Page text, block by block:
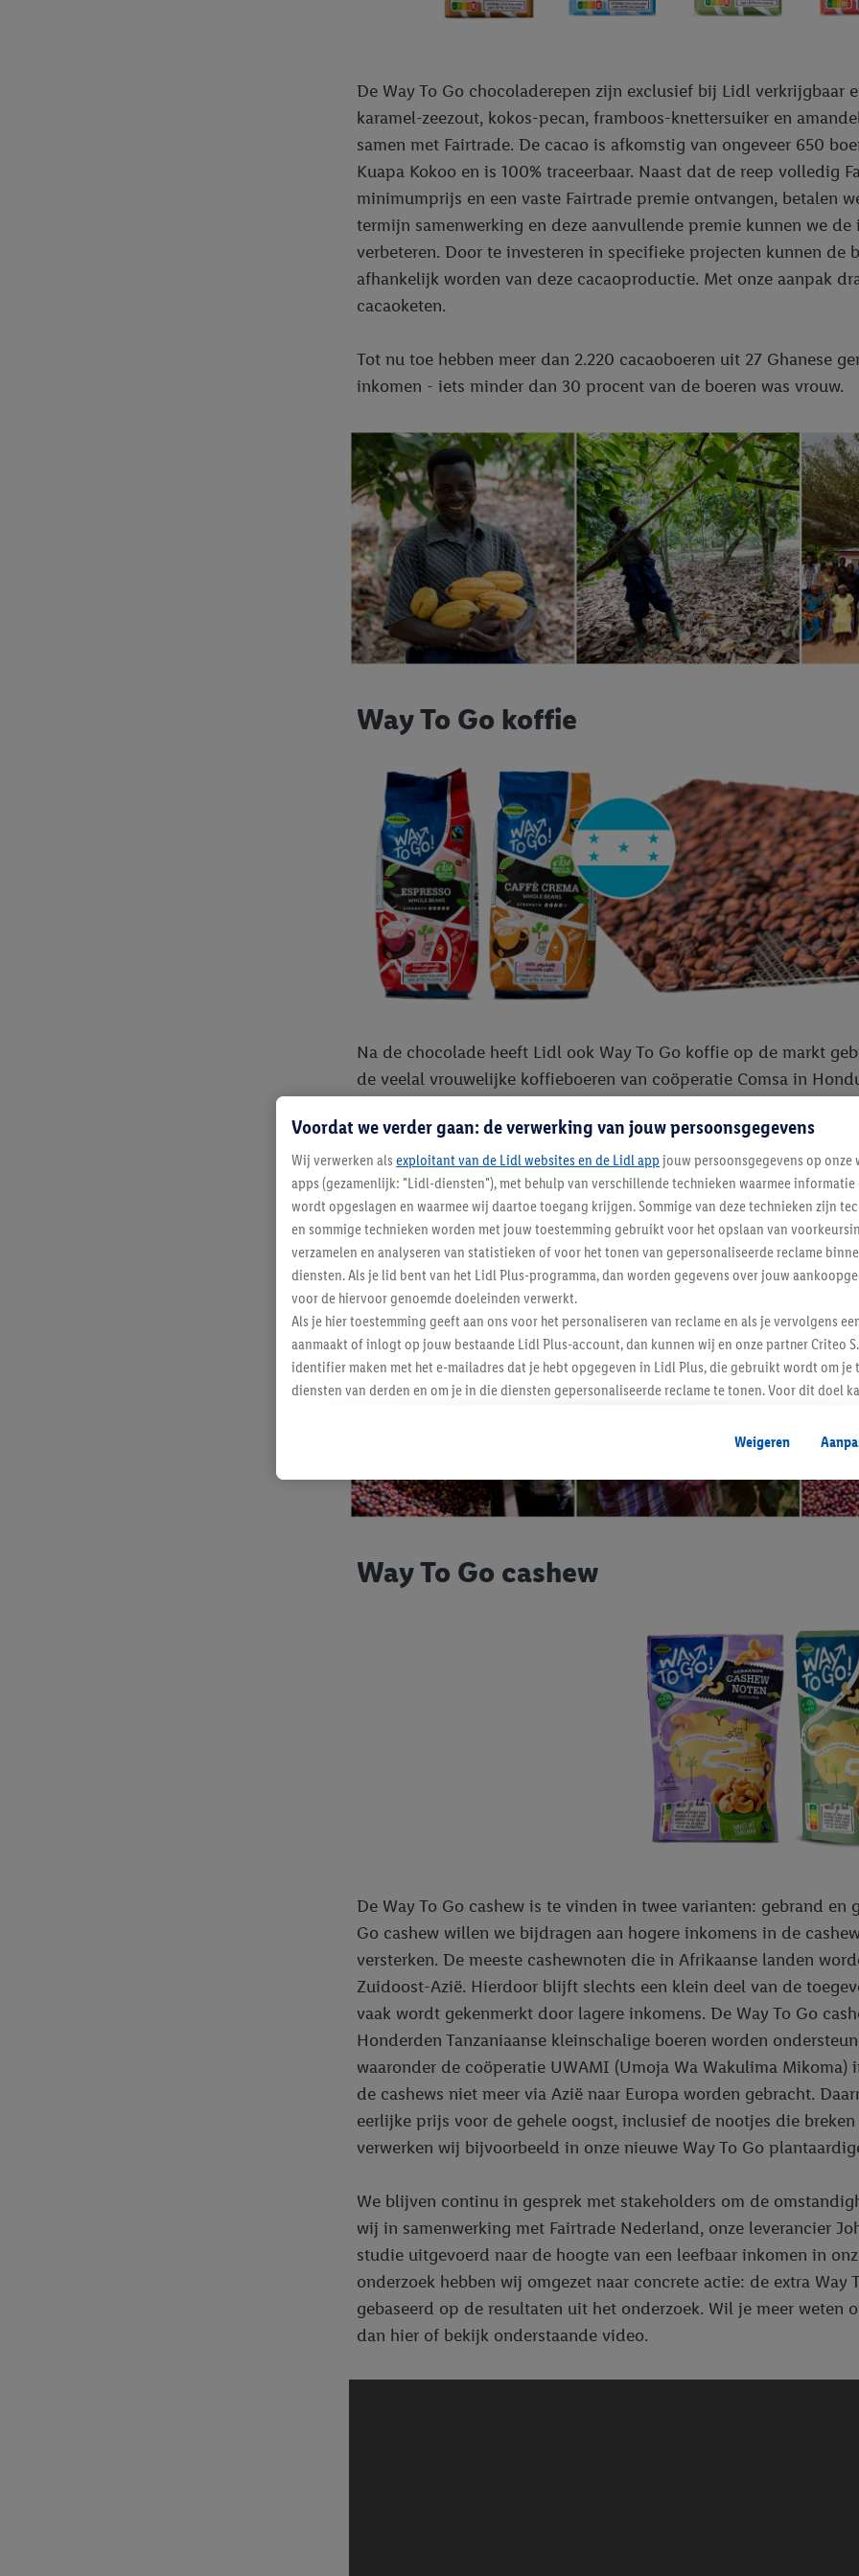
De Way To Go chocoladerepen zijn exclusief bij Lidl verkrijgbaar
karamel-zeezout, kokos-pecan, framboos-knettersuiker en
samen met Fairtrade. De cacao is afkomstig van ongeveer 650
Kuapa Kokoo en is 100% traceerbaar. Naast dat de reep volledig
minimumprijs en een vaste Fairtrade premie ontvangen, betalen
termijn samenwerking en deze aanvullende premie kunnen we
verbeteren. Door te investeren in specifieke projecten kunnen de
afhankelijk worden van deze cacaoproductie. Met onze aanpak
cacaoketen.
Tot nu toe hebben meer dan 2.220 cacaoboeren uit 27 Ghanese
inkomen - iets minder dan 30 procent van de boeren was vrouw.
Way To Go koffie
Na de chocolade heeft Lidl ook Way To Go koffie op de markt
de veelal vrouwelijke koffieboeren van coöperatie Comsa in
koffieboeren, versterken we de positie van vrouwen in de
vijftig eurocent bovenop de bestaande Fairtradepremie.
de coöperatie; het klimaatresistent beheersen van de
klimaatveranderingen en het verder diversifiëren van hun
verkocht in zakken van 1 kilogram in twee variëteiten: Caffè
koffie, kiest u dus echt voor (h)eerlijke koffie – en kunnen boeren
Way To Go cashew
De Way To Go cashew is te vinden in twee varianten: gebrand
Go cashew willen we bijdragen aan hogere inkomens in de
versterken. De meeste cashewnoten die in Afrikaanse landen
Zuidoost-Azië. Hierdoor blijft slechts een klein deel van de
vaak wordt gekenmerkt door lagere inkomens. De Way To Go
Honderden Tanzaniaanse kleinschalige boeren worden
waaronder de coöperatie UWAMI (Umoja Wa Wakulima
de cashews niet meer via Azië naar Europa worden gebracht.
eerlijke prijs voor de gehele oogst, inclusief de nootjes die
verwerken wij bijvoorbeeld in onze nieuwe Way To Go
We blijven continu in gesprek met stakeholders om de
wij in samenwerking met Fairtrade Nederland, onze leverancier
studie uitgevoerd naar de hoogte van een leefbaar inkomen in
onderzoek hebben wij omgezet naar concrete actie: de extra
gebaseerd op de resultaten uit het onderzoek. Wil je meer weten
dan hier of bekijk onderstaande video.
Voordat we verder gaan: de verwerking van jouw persoonsgegevens
Wij verwerken als exploitant van de Lidl websites en de Lidl app jouw persoonsgegevens op onze
apps (gezamenlijk: "Lidl-diensten"), met behulp van verschillende technieken waarmee
wordt opgeslagen en waarmee wij daartoe toegang krijgen. Sommige van deze technieken zijn
en sommige technieken worden met jouw toestemming gebruikt voor het opslaan van
verzamelen en analyseren van statistieken of voor het tonen van gepersonaliseerde reclame
diensten. Als je lid bent van het Lidl Plus-programma, dan worden gegevens over jouw
voor de hiervoor genoemde doeleinden verwerkt.
Als je hier toestemming geeft aan ons voor het personaliseren van reclame en als je vervolgens
aanmaakt of inlogt op jouw bestaande Lidl Plus-account, dan kunnen wij en onze partner Criteo
identifier maken met het e-mailadres dat je hebt opgegeven in Lidl Plus, die gebruikt wordt om je
diensten van derden en om je in die diensten gepersonaliseerde reclame te tonen. Voor dit doel
Als je hiervoor toestemming geeft, dan kunnen retargeting advertenties worden weergegeven
eerder interesse hebt getoond (bijvoorbeeld door het product in een winkelmandje van een
maar het niet te kopen). De retargeting advertenties kunnen op verschillende eindapparaten en
toegewezen.
Door te klikken op "Weigeren", kies je voor de optie dat er enkel technisch noodzakelijke cookies
Door op "Akkoord" te klikken, stem je in met alle verwerkingen voor alle bovengenoemde
inclusief over de opslagperiode van de gegevens en je recht om jouw toestemming op elk gewenst
Je vindt de impressum voor de Lidl website hier.Klik
Weigeren